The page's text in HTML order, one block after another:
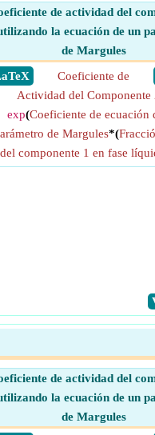
de actividad del
la ecuación de un
de Margules
Coeficiente de
Actividad del Componente
exp(Coeficiente de ecuación
de Margules*(
del componente 1 en fase
de actividad del
la ecuación de un
de Margules